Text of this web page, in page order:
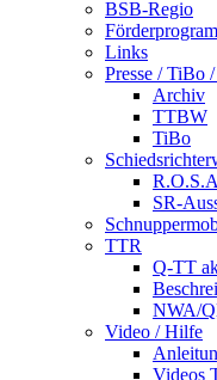
BSB-Regio
Links
Presse / TiBo
Archiv
TTBW
TiBo
SR-
TTR
Q-TT
NWA/
Video / Hilfe
Videos